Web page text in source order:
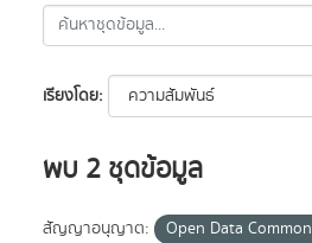
เรียงโดย
พบ 2 ชุดข้อมูล
สัญญาอนุญาต: Open Data Common